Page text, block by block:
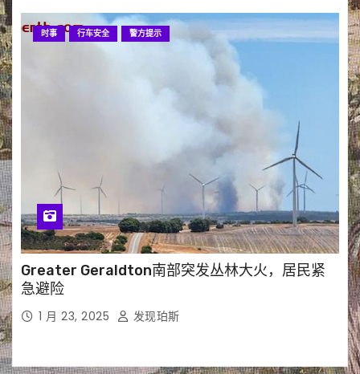
时事 行车安全 警方提示
Greater Geraldton南部突发丛林大火，居民紧
急避险
1 月 23, 2025 发现珀斯